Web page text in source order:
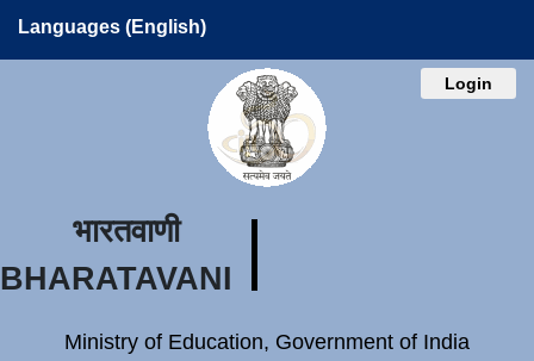
Languages (English)
Login
भारतवाणी
BHARATAVANI
Ministry of Education, Government of India